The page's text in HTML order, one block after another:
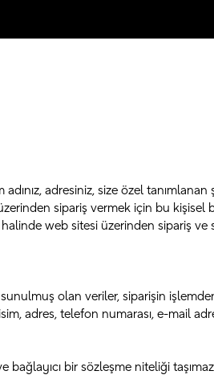
adresiniz, size özel tanımlanan
sipariş vermek için bu kişisel
web sitesi üzerinden sipariş ve
olan veriler, siparişin
adres, telefon numarası, e-mail
bağlayıcı bir sözleşme niteliği